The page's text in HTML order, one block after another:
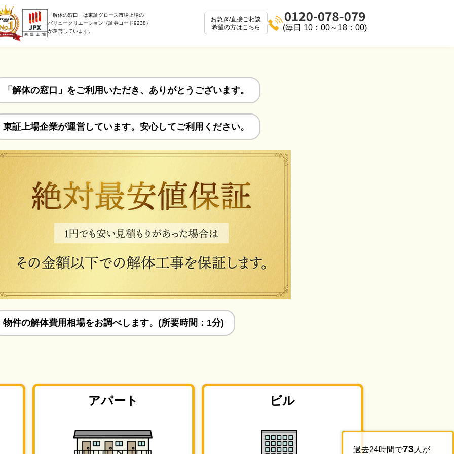
「解体の窓口」は東証グロース市場上場の
バリュークリエーション（証券コード9238）
が運営しています。
お急ぎ/直接ご相談
希望の方はこちら
(毎日 10：00～18：00)
過去24時間で73 人が
「解体の窓口」をご利用いただき、ありがとうございます。
東証上場企業が運営しています。安心してご利用ください。
物件の解体費用相場をお調べします。(所要時間：1分)
アパート ビル